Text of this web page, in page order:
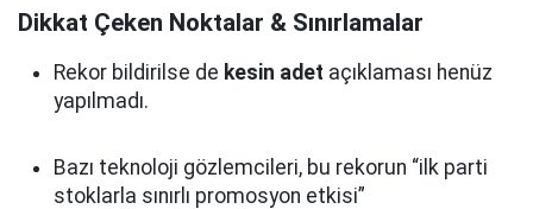
Dikkat Çeken Noktalar & Sınırlamalar
Rekor bildirilse de kesin adet açıklaması henüz
yapılmadı.
Bazı teknoloji gözlemcileri, bu rekorun “ilk parti
stoklarla sınırlı promosyon etkisi”